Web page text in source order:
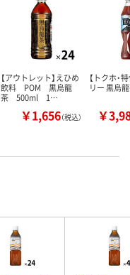
【アウトレット】えひめ
飲料 POM 黒烏龍
茶 500ml 1…
￥1,656（税込）
【トクホ・
リー 黒烏
￥